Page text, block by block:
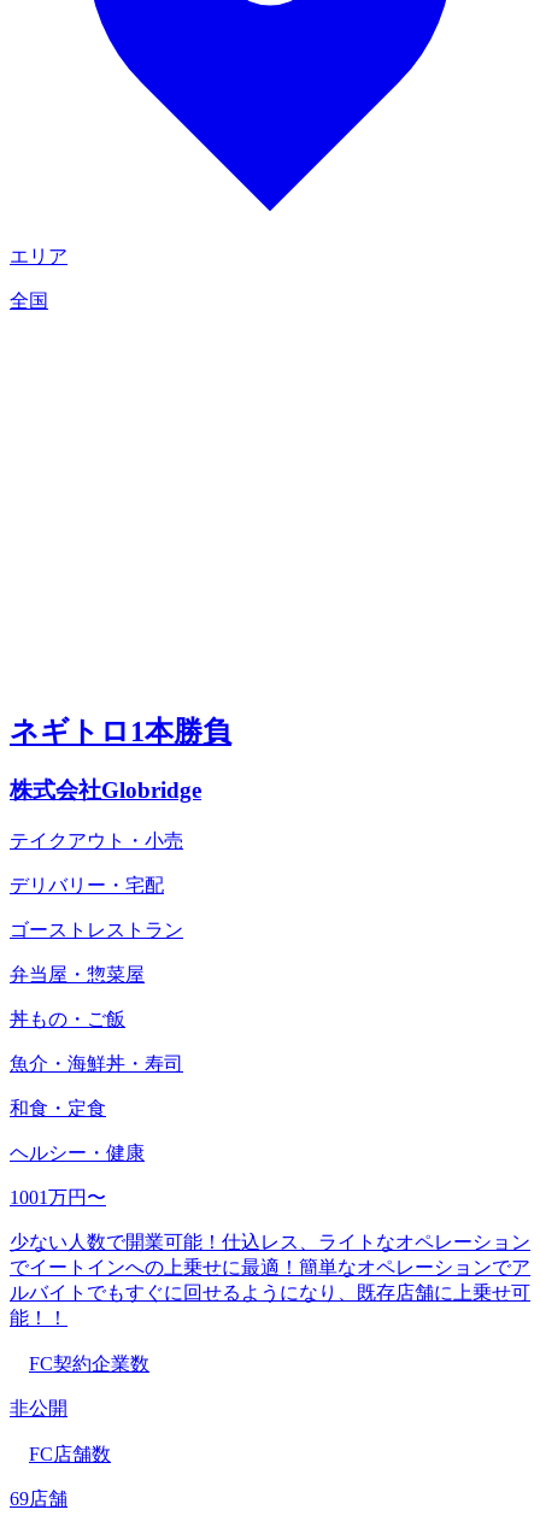
エリア
全国
ネギトロ1本勝負
株式会社Globridge
テイクアウト・小売
デリバリー・宅配
ゴーストレストラン
弁当屋・惣菜屋
丼もの・ご飯
魚介・海鮮丼・寿司
和食・定食
ヘルシー・健康
1001万円〜
少ない人数で開業可能！仕込レス、ライトなオペレーション
でイートインへの上乗せに最適！簡単なオペレーションでア
ルバイトでもすぐに回せるようになり、既存店舗に上乗せ可
能！！
FC契約企業数
非公開
FC店舗数
69店舗